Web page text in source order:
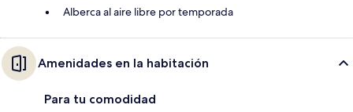
Alberca al aire libre por temporada
Amenidades en la habitación
Para tu comodidad